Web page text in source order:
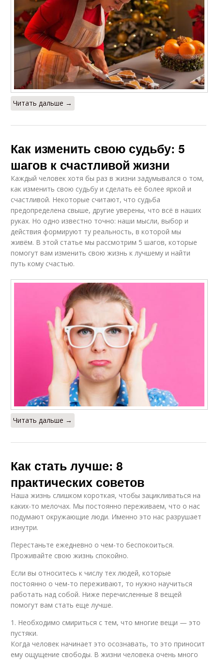
Читать дальше →
Как изменить свою судьбу: 5
шагов к счастливой жизни
Каждый человек хотя бы раз в жизни задумывался о том,
как изменить свою судьбу и сделать её более яркой и
счастливой. Некоторые считают, что судьба
предопределена свыше, другие уверены, что всё в наших
руках. Но одно известно точно: наши мысли, выбор и
действия формируют ту реальность, в которой мы
живём. В этой статье мы рассмотрим 5 шагов, которые
помогут вам изменить свою жизнь к лучшему и найти
путь кому счастью.
Читать дальше →
Как стать лучше: 8
практических советов
Наша жизнь слишком короткая, чтобы зацикливаться на
каких-то мелочах. Мы постоянно переживаем, что о нас
подумают окружающие люди. Именно это нас разрушает
изнутри.
Перестаньте ежедневно о чем-то беспокоиться.
Проживайте свою жизнь спокойно.
Если вы относитесь к числу тех людей, которые
постоянно о чем-то переживают, то нужно научиться
работать над собой. Ниже перечисленные 8 вещей
помогут вам стать еще лучше.
1. Необходимо смириться с тем, что многие вещи — это
пустяки.
Когда человек начинает это осознавать, то это приносит
ему ощущение свободы. В жизни человека очень много